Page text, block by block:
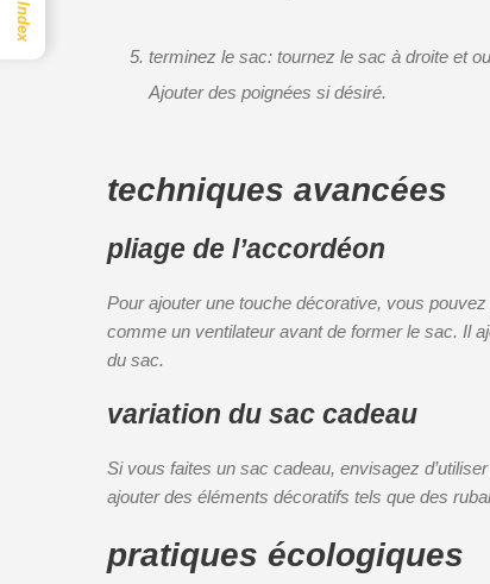
terminez le sac: tournez le sac à droite et
Ajouter des poignées si désiré.
techniques avancées
pliage de l’accordéon
Pour ajouter une touche décorative, vous
comme un ventilateur avant de former le sac. Il
du sac.
variation du sac cadeau
Si vous faites un sac cadeau, envisagez
ajouter des éléments décoratifs tels que des
pratiques écologiques
Index